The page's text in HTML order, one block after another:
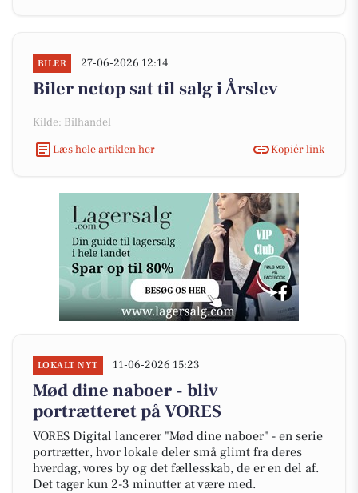
BILER 27-06-2026 12:14
Biler netop sat til salg i Årslev
Kilde: Bilhandel
Læs hele artiklen her
Kopiér link
LOKALT NYT 11-06-2026 15:23
Mød dine naboer - bliv
portrætteret på VORES
VORES Digital lancerer "Mød dine naboer" - en serie
portrætter, hvor lokale deler små glimt fra deres
hverdag, vores by og det fællesskab, de er en del af.
Det tager kun 2-3 minutter at være med.